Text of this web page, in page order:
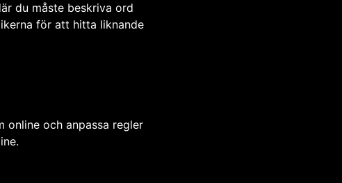
du måste beskriva ord
för att hitta liknande
online och anpassa regler